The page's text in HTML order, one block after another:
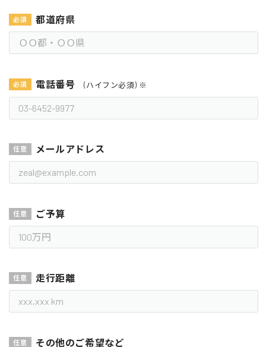
都道府県
電話番号 (ハイフン必須) ※
メールアドレス
ご予算
走行距離
その他のご希望など